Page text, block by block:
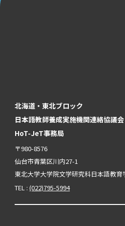
北海道・東北ブロック
日本語教師養成実施機関連絡協議会
HoT-JeT事務局
〒980-8576
仙台市青葉区川内27-1
東北大学大学院文学研究科日本語教育
TEL : (022)795-5994